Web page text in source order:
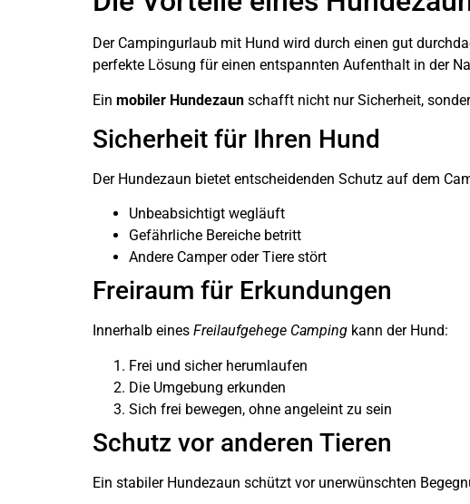
Der Campingurlaub mit Hund wird durch einen gut
perfekte Lösung für einen entspannten Aufenthalt in der
Ein mobiler Hundezaun schafft nicht nur Sicherheit,
Sicherheit für Ihren Hund
Der Hundezaun bietet entscheidenden Schutz auf dem
Unbeabsichtigt wegläuft
Gefährliche Bereiche betritt
Andere Camper oder Tiere stört
Freiraum für Erkundungen
Innerhalb eines Freilaufgehege Camping kann der Hund:
Frei und sicher herumlaufen
Die Umgebung erkunden
Sich frei bewegen, ohne angeleint zu sein
Schutz vor anderen Tieren
Ein stabiler Hundezaun schützt vor unerwünschten